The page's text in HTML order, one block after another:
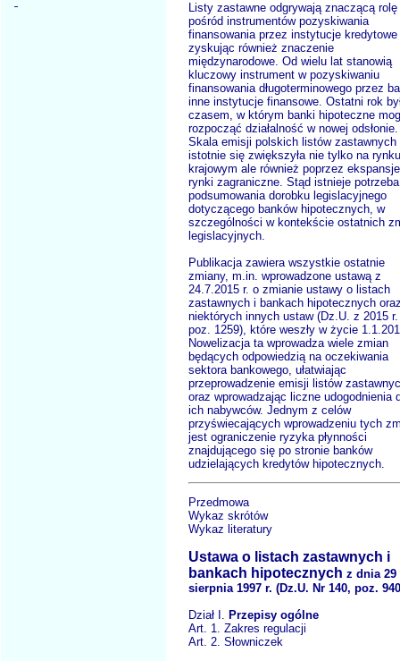
Listy zastawne odgrywają znaczącą rolę
pośród instrumentów pozyskiwania
finansowania przez instytucje kredytowe
zyskując również znaczenie
międzynarodowe. Od wielu lat stanowią
kluczowy instrument w pozyskiwaniu
finansowania długoterminowego przez
inne instytucje finansowe. Ostatni rok
czasem, w którym banki hipoteczne
rozpocząć działalność w nowej odsłonie.
Skala emisji polskich listów zastawnych
istotnie się zwiększyła nie tylko na rynku
krajowym ale również poprzez
rynki zagraniczne. Stąd istnieje potrzeba
podsumowania dorobku legislacyjnego
dotyczącego banków hipotecznych, w
szczególności w kontekście ostatnich
legislacyjnych.
Publikacja zawiera wszystkie ostatnie
zmiany, m.in. wprowadzone ustawą z
24.7.2015 r. o zmianie ustawy o listach
zastawnych i bankach hipotecznych
niektórych innych ustaw (Dz.U. z 2015 r.
poz. 1259), które weszły w życie
Nowelizacja ta wprowadza wiele zmian
będących odpowiedzią na oczekiwania
sektora bankowego, ułatwiając
przeprowadzenie emisji listów
oraz wprowadzając liczne udogodnienia
ich nabywców. Jednym z celów
przyświecających wprowadzeniu tych
jest ograniczenie ryzyka płynności
znajdującego się po stronie banków
udzielających kredytów hipotecznych.
Przedmowa
Wykaz skrótów
Wykaz literatury
Ustawa o listach zastawnych i
bankach hipotecznych z dnia 29
sierpnia 1997 r. (Dz.U. Nr 140, poz.
Dział I. Przepisy ogólne
Art. 1. Zakres regulacji
Art. 2. Słowniczek